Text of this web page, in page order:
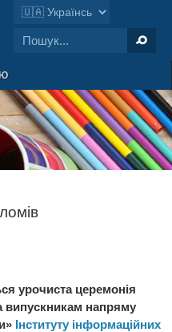
урочиста церемонія
випускникам напряму
Інституту інформаційних